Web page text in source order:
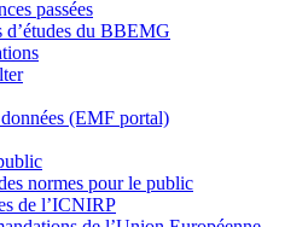
passées
d’études du BBEMG
(EMF portal)
normes pour le public
de l’ICNIRP